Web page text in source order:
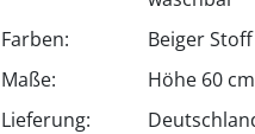
Farben:
Beiger Stoff
Maße:
Höhe 60
Lieferung: